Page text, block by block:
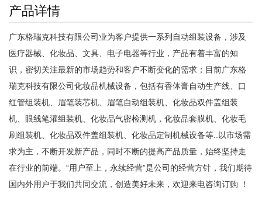
产品详情
广东格瑞克科技有限公司 业为客户提供一系列自动组装设备，涉及
医疗器械、化妆品、文具、电子电器等行业，产品有着丰富的知
识，密切关注最新的市场趋势和客户不断变化的需求；目前广东格
瑞克科技有限公司化妆品机械设备，包括有香体膏自动生产线、口
红管组装机、眉笔装芯机、眉笔自动组装机、化妆品双件盖组装
机、眼线笔灌组装机、化妆品气密检测机，化妆品套膜机、化妆毛
刷组装机、化妆品双件盖组装机、化妆品定制机械设备等..以市场需
求为主，不断开发新产品，同时不断的提高产品质量，始终坚持走
在行业的前端。“用户至上，永续经营”是公司的经营方针，我们期待
国内外用户于我们共同交流，创造美好未来，欢迎来电咨询订购 ！